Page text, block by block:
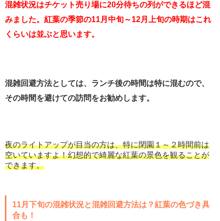
混雑状況はチケット売り場に20分待ちの列ができるほど混
みました。紅葉の季節の11月中旬～12月上旬の時期はこれ
くらいは並ぶと思います。
混雑回避方法としては、ランチ後の時間は特に混むので、
その時間を避けての訪問をお勧めします。
夜のライトアップが目当の方は、特に閉園１～２時間前は
空いていますよ！幻想的で綺麗な紅葉の景色を観ることが
できます。
11月下旬の混雑状況と混雑回避方法は？紅葉の色づき具
合も！